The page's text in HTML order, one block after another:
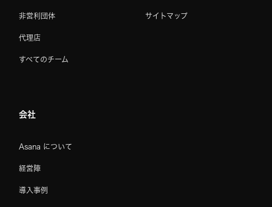
非営利団体
代理店
すべてのチーム
サイトマップ
会社
Asana について
経営陣
導入事例